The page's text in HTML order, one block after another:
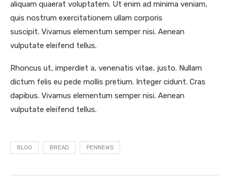
aliquam quaerat voluptatem. Ut enim ad minima veniam,
quis nostrum exercitationem ullam corporis
suscipit. Vivamus elementum semper nisi. Aenean
vulputate eleifend tellus.
Rhoncus ut, imperdiet a, venenatis vitae, justo. Nullam
dictum felis eu pede mollis pretium. Integer cidunt. Cras
dapibus. Vivamus elementum semper nisi. Aenean
vulputate eleifend tellus.
BLOG BREAD PENNEWS